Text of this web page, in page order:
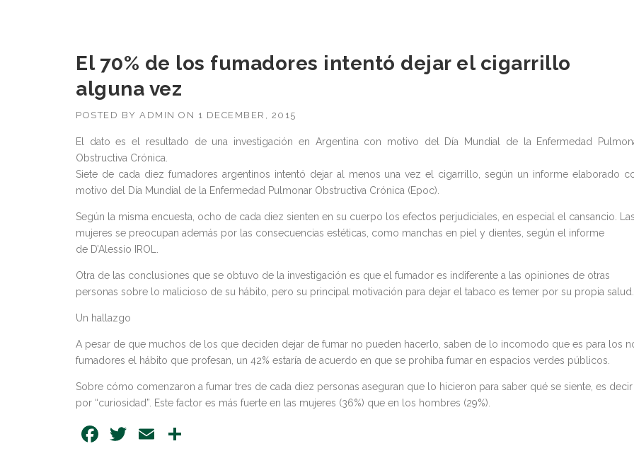
El 70% de los fumadores intentó dejar el cigarrillo
alguna vez
POSTED BY ADMIN ON 1 DECEMBER, 2015
El dato es el resultado de una investigación en Argentina con motivo del Día Mundial de la Enfermedad
Obstructiva Crónica.
Siete de cada diez fumadores argentinos intentó dejar al menos una vez el cigarrillo, según un informe elaborado
motivo del Día Mundial de la Enfermedad Pulmonar Obstructiva Crónica (Epoc).
Según la misma encuesta, ocho de cada diez sienten en su cuerpo los efectos perjudiciales, en especial el cansancio. Las
mujeres se preocupan además por las consecuencias estéticas, como manchas en piel y dientes, según el informe
de D’Alessio IROL.
Otra de las conclusiones que se obtuvo de la investigación es que el fumador es indiferente a las opiniones de otras
personas sobre lo malicioso de su hábito, pero su principal motivación para dejar el tabaco es temer por su propia salud.
Un hallazgo
A pesar de que muchos de los que deciden dejar de fumar no pueden hacerlo, saben de lo incomodo que es para los
fumadores el hábito que profesan, un 42% estaría de acuerdo en que se prohíba fumar en espacios verdes públicos.
Sobre cómo comenzaron a fumar tres de cada diez personas aseguran que lo hicieron para saber qué se siente, es decir
por “curiosidad”. Este factor es más fuerte en las mujeres (36%) que en los hombres (29%).
Facebook
Twitter
Email